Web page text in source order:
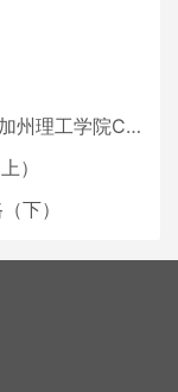
博士生活 [上集]
）
下）